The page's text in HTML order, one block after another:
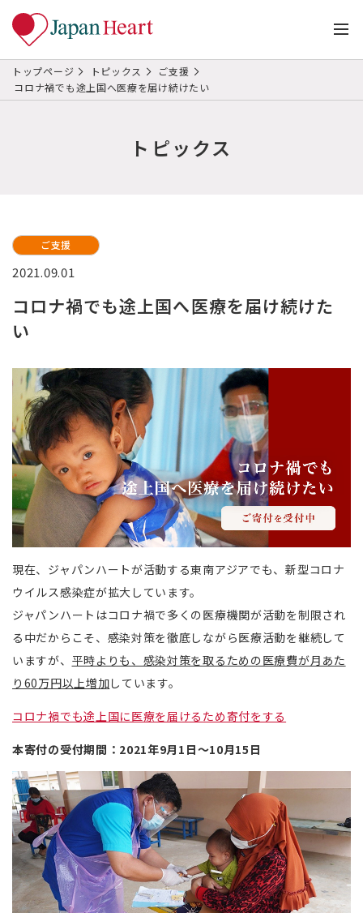
トップページ トピックス
ご支援
コロナ禍でも途上国へ医療を届け続けたい
トピックス
ご支援
2021.09.01
コロナ禍でも途上国へ医療を届け続けた
い
現在、ジャパンハートが活動する東南アジアでも、新型コロナ
ウイルス感染症が拡大しています。
ジャパンハートはコロナ禍で多くの医療機関が活動を制限され
る中だからこそ、感染対策を徹底しながら医療活動を継続して
いますが、 平時よりも、感染対策を取るための医療費が月あた
り60万円以上増加しています。
コロナ禍でも途上国に医療を届けるため寄付をする
本寄付の受付期間：2021年9月1日～10月15日